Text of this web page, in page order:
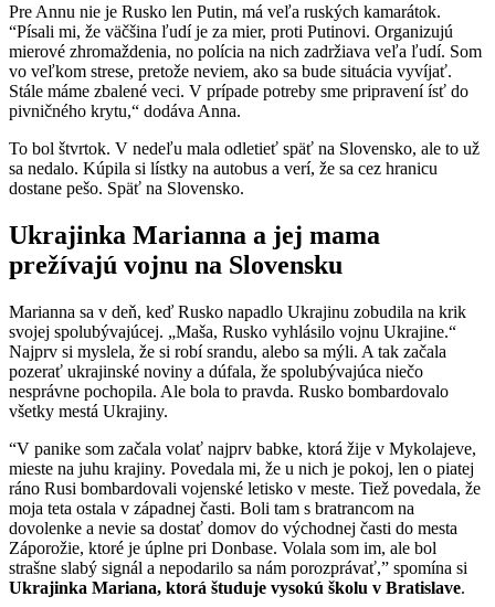
Pre Annu nie je Rusko len Putin, má veľa ruských kamarátok.
“Písali mi, že väčšina ľudí je za mier, proti Putinovi. Organizujú
mierové zhromaždenia, no polícia na nich zadržiava veľa ľudí. Som
vo veľkom strese, pretože neviem, ako sa bude situácia vyvíjať.
Stále máme zbalené veci. V prípade potreby sme pripravení ísť do
pivničného krytu,“ dodáva Anna.
To bol štvrtok. V nedeľu mala odletieť späť na Slovensko, ale to už
sa nedalo. Kúpila si lístky na autobus a verí, že sa cez hranicu
dostane pešo. Späť na Slovensko.
Ukrajinka Marianna a jej mama
prežívajú vojnu na Slovensku
Marianna sa v deň, keď Rusko napadlo Ukrajinu zobudila na krik
svojej spolubývajúcej. „Maša, Rusko vyhlásilo vojnu Ukrajine.“
Najprv si myslela, že si robí srandu, alebo sa mýli. A tak začala
pozerať ukrajinské noviny a dúfala, že spolubývajúca niečo
nesprávne pochopila. Ale bola to pravda. Rusko bombardovalo
všetky mestá Ukrajiny.
“V panike som začala volať najprv babke, ktorá žije v Mykolajeve,
mieste na juhu krajiny. Povedala mi, že u nich je pokoj, len o piatej
ráno Rusi bombardovali vojenské letisko v meste. Tiež povedala, že
moja teta ostala v západnej časti. Boli tam s bratrancom na
dovolenke a nevie sa dostať domov do východnej časti do mesta
Záporožie, ktoré je úplne pri Donbase. Volala som im, ale bol
strašne slabý signál a nepodarilo sa nám porozprávať,” spomína si
Ukrajinka Mariana, ktorá študuje vysokú školu v Bratislave.